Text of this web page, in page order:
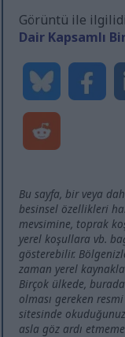
Görüntü ile
Dair Kapsamlı
Bu sayfa, bir veya
besinsel özellikleri
mevsimine, toprak
yerel koşullara vb.
gösterebilir.
zaman yerel
Birçok ülkede,
olması gereken
sitesinde
asla göz ardı